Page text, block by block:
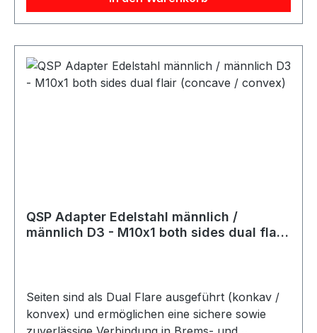
QSP Adapter Edelstahl männlich /
männlich D3 - M10x1 both sides dual flair
Seiten sind als Dual Flare ausgeführt (konkav /
konvex) und ermöglichen eine sichere sowie